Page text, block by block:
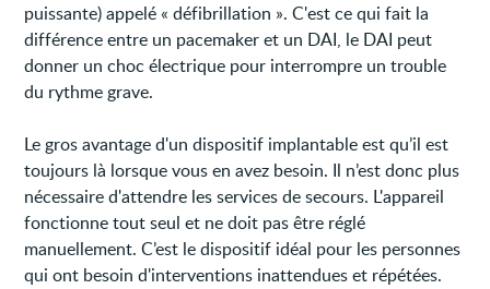
puissante) appelé « défibrillation ». C'est ce qui fait la
différence entre un pacemaker et un DAI, le DAI peut
donner un choc électrique pour interrompre un trouble
du rythme grave.
Le gros avantage d'un dispositif implantable est qu’il est
toujours là lorsque vous en avez besoin. Il n’est donc plus
nécessaire d'attendre les services de secours. L'appareil
fonctionne tout seul et ne doit pas être réglé
manuellement. C’est le dispositif idéal pour les personnes
qui ont besoin d'interventions inattendues et répétées.